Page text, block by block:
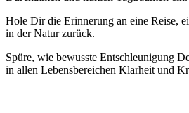
Hole Dir die Erinnerung an eine Reise,
in der Natur zurück.
Spüre, wie bewusste Entschleunigung
in allen Lebensbereichen Klarheit und